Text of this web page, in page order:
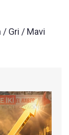
/ Gri / Mavi